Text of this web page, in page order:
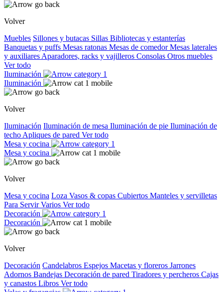
Volver
Muebles Sillones y butacas Sillas Bibliotecas y estanterías
Banquetas y puffs Mesas ratonas Mesas de comedorMesas laterales
y auxiliares Aparadores, racks y vajilleros Consolas Otros muebles
Ver todo
Iluminación
Iluminación
Volver
Iluminación Iluminación de mesa Iluminación de pie Iluminación de
techo Apliques de pared Ver todo
Mesa y cocina
Mesa y cocina
Volver
Mesa y cocina Loza Vasos & copas Cubiertos Manteles y servilletas
Para ServirVarios Ver todo
Decoración
Decoración
Volver
Decoración Candelabros Espejos Macetas y floreros Jarrones
Adornos Bandejas Decoración de pared Tiradores y percheros Cajas
y canastos Libros Ver todo